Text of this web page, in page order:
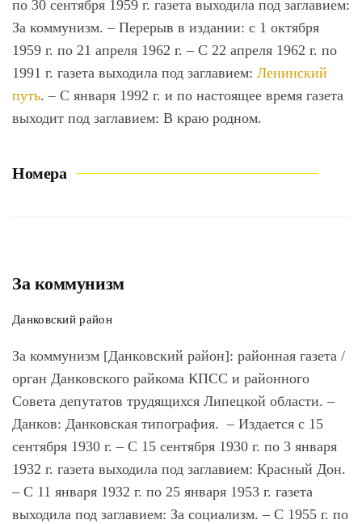
по 30 сентября 1959 г. газета выходила под заглавием:
За коммунизм. – Перерыв в издании: с 1 октября
1959 г. по 21 апреля 1962 г. – С 22 апреля 1962 г. по
1991 г. газета выходила под заглавием: Ленинский
путь. – С января 1992 г. и по настоящее время газета
выходит под заглавием: В краю родном.
Номера
За коммунизм
Данковский район
За коммунизм [Данковский район]: районная газета /
орган Данковского райкома КПСС и районного
Совета депутатов трудящихся Липецкой области. –
Данков: Данковская типография. – Издается с 15
сентября 1930 г. – С 15 сентября 1930 г. по 3 января
1932 г. газета выходила под заглавием: Красный Дон.
– С 11 января 1932 г. по 25 января 1953 г. газета
выходила под заглавием: За социализм. – С 1955 г. по